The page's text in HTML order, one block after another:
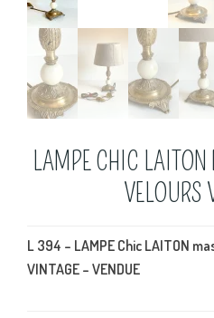
LAMPE CHIC LAITON
VELOURS
L 394 – LAMPE Chic LAITON
VINTAGE – VENDUE